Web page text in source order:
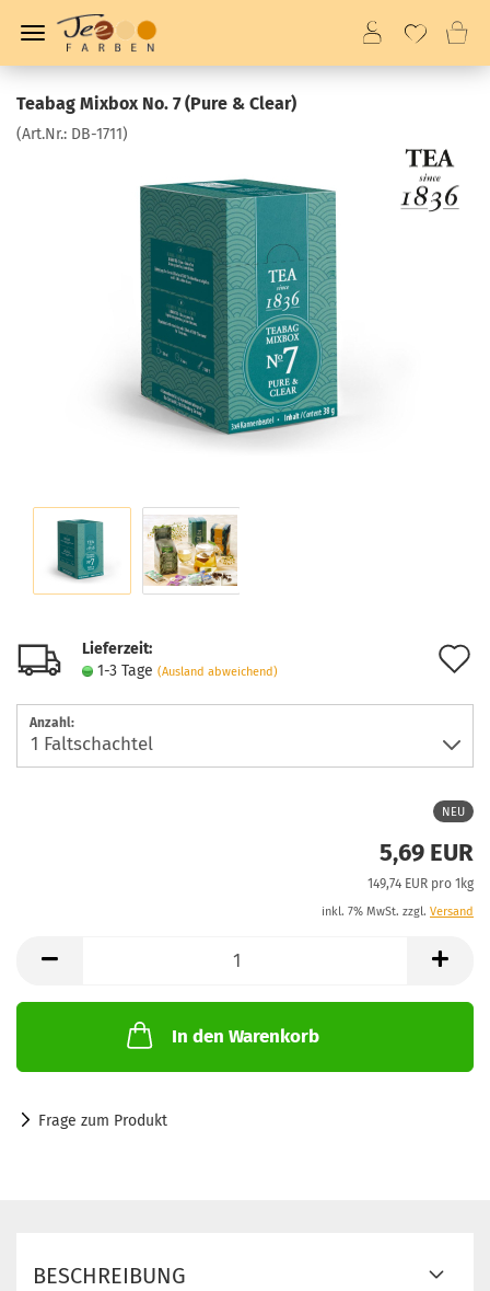
Teabag Mixbox No. 7 (Pure & Clear)
(Art.Nr.: DB-1711)
Lieferzeit:
1-3 Tage (Ausland abweichend)
Anzahl:
NEU
5,69 EUR
149,74 EUR pro 1kg
inkl. 7% MwSt. zzgl. Versand
In den Warenkorb
Frage zum Produkt
BESCHREIBUNG